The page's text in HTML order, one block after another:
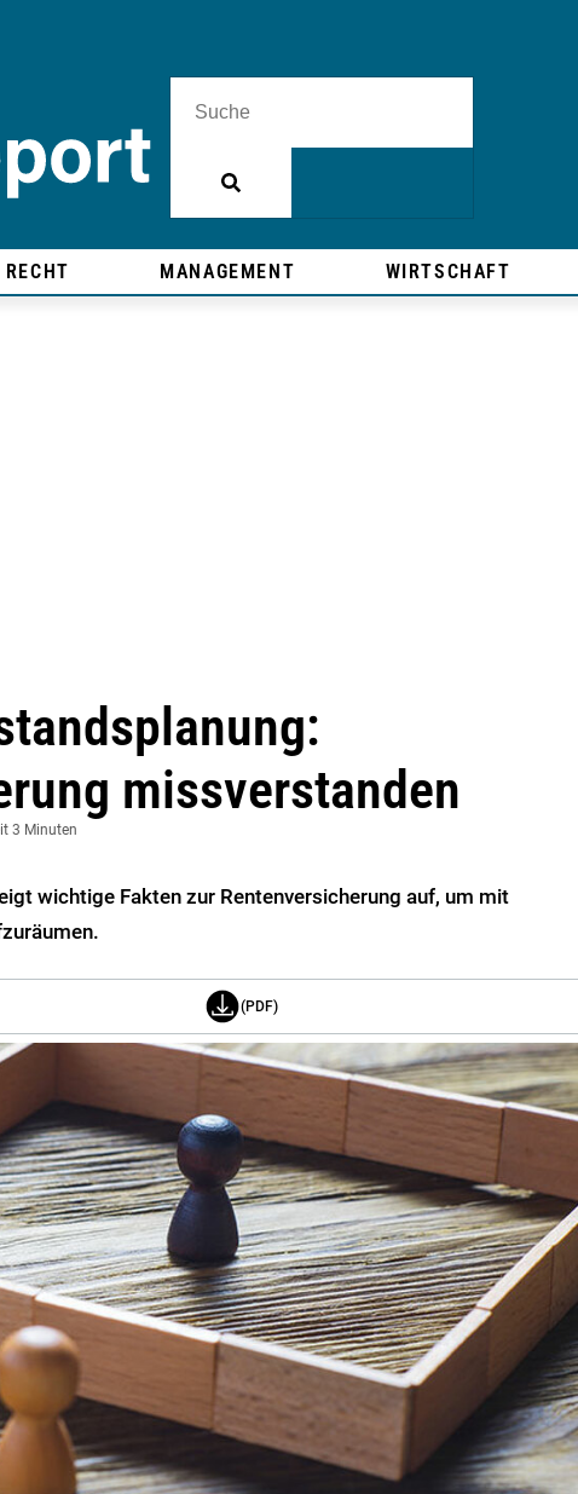
RECHT MANAGEMENT WIRTSCHAFT
missverstanden
3 Minuten
wichtige Fakten zur Rentenversicherung auf, um mit
(PDF)